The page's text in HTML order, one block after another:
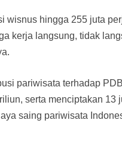
wisnus hingga 255 juta
kerja langsung, tidak
pariwisata terhadap
serta menciptakan 13
saing pariwisata